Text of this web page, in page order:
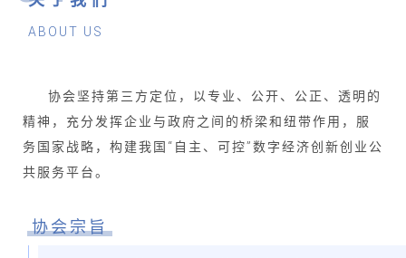
ABOUT US
协会坚持第三方 定位，以 专业、公开、公正、透明 的
精神，充分发挥企业与政府之间的桥梁和纽带作用，服
务国家战略，构建我国“自主、可控”数字经济创新创业公
共服务平台。
协会宗旨